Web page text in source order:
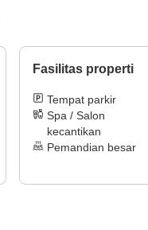
Fasilitas properti
Tempat parkir
Spa / Salon
kecantikan
Pemandian besar